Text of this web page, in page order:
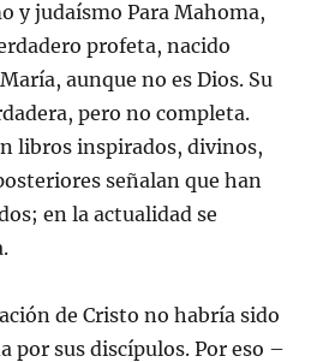
y judaísmo Para Mahoma,
profeta, nacido
aunque no es Dios. Su
pero no completa.
libros inspirados, divinos,
señalan que han
en la actualidad se
de Cristo no habría sido
por sus discípulos. Por eso –